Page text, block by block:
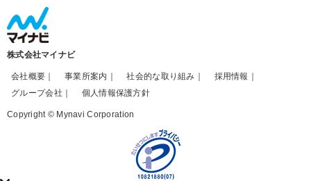
株式会社マイナビ
会社概要 事業所案内 社会的な取り組み
採用情報
グループ会社
個人情報保護方針
Copyright © Mynavi Corporation